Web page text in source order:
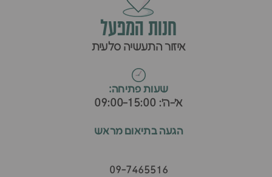
חנות המפעל
איזור התעשיה סלעית
שעות פתיחה:
א׳-ה׳: 09:00-15:00
הגעה בתיאום מראש
09-7465516